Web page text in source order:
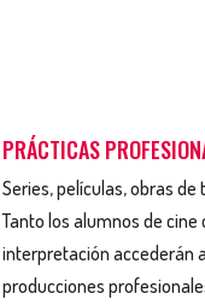
PRÁCTICAS
Series, películas, obras
Tanto los alumnos de cine
interpretación accederán
producciones